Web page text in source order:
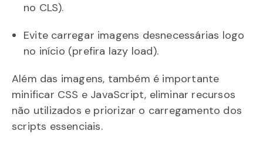
no CLS).
Evite carregar imagens desnecessárias logo
no início (prefira lazy load).
Além das imagens, também é importante
minificar CSS e JavaScript, eliminar recursos
não utilizados e priorizar o carregamento dos
scripts essenciais.